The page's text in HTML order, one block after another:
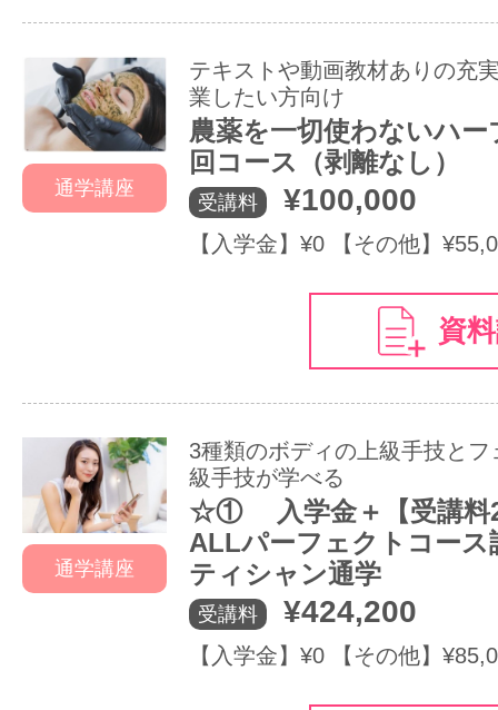
通学講座
テキストや動画教材ありの充
業したい方向け
農薬を一切使わないハー
回コース（剥離なし）
受講料 ¥100,000
【入学金】¥0 【その他】
資
通学講座
3種類のボディの上級手技とフ
級手技が学べる
☆① 入学金＋【受講料
ALLパーフェクトコース
ティシャン通学
受講料 ¥424,200
【入学金】¥0 【その他】